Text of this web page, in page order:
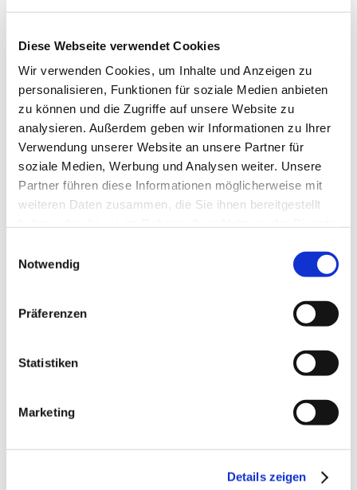
Diese Webseite verwendet Cookies
Wir verwenden Cookies, um Inhalte und Anzeigen zu
personalisieren, Funktionen für soziale Medien anbieten
zu können und die Zugriffe auf unsere Website zu
analysieren. Außerdem geben wir Informationen zu Ihrer
Verwendung unserer Website an unsere Partner für
soziale Medien, Werbung und Analysen weiter. Unsere
Partner führen diese Informationen möglicherweise mit
weiteren Daten zusammen, die Sie ihnen bereitgestellt
Notwendig
Präferenzen
Statistiken
Marketing
Details zeigen